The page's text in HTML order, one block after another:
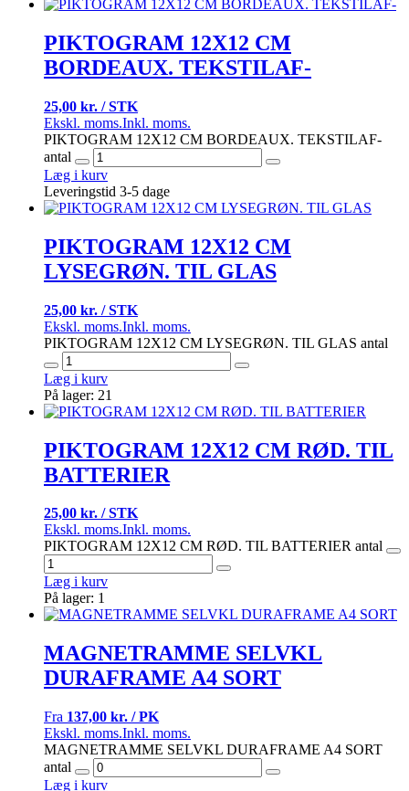
PIKTOGRAM 12X12 CM
BORDEAUX. TEKSTILAF-
25,00 kr. / STK
Ekskl. moms.Inkl. moms.
PIKTOGRAM 12X12 CM BORDEAUX. TEKSTILAF-
antal
Læg i kurv
Leveringstid 3-5 dage
PIKTOGRAM 12X12 CM
LYSEGRØN. TIL GLAS
25,00 kr. / STK
Ekskl. moms.Inkl. moms.
PIKTOGRAM 12X12 CM LYSEGRØN. TIL GLAS antal
Læg i kurv
På lager: 21
PIKTOGRAM 12X12 CM RØD. TIL
BATTERIER
25,00 kr. / STK
Ekskl. moms.Inkl. moms.
PIKTOGRAM 12X12 CM RØD. TIL BATTERIER antal
Læg i kurv
På lager: 1
MAGNETRAMME SELVKL
DURAFRAME A4 SORT
Fra 137,00 kr. / PK
Ekskl. moms.Inkl. moms.
MAGNETRAMME SELVKL DURAFRAME A4 SORT
antal
Læg i kurv